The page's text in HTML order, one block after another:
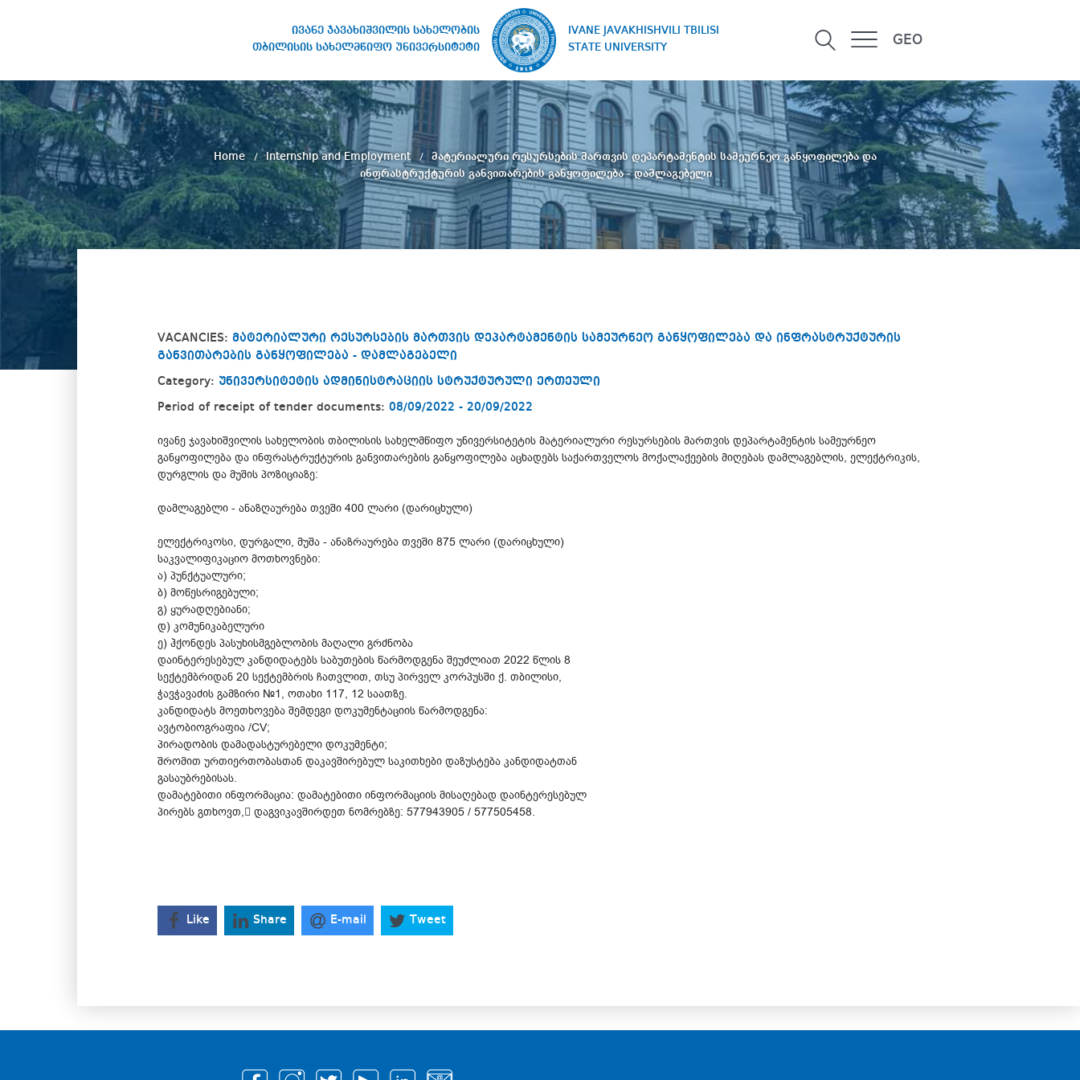
ივანე ჯავახიშვილის სახელობის
თბილისის სახელმწიფო უნივერსიტეტი
IVANE JAVAKHISHVILI TBILISI
STATE UNIVERSITY
GEO
STATE UNIVERSITY
Home Internship and Employment
მატერიალური რესურსების მართვის დეპარტამენტის სამეურნეო განყოფილება და
ინფრასტრუქტურის განვითარების განყოფილება - დამლაგებელი
VACANCIES: მატერიალური რესურსების მართვის დეპარტამენტის სამეურნეო განყოფილება და ინფრასტრუქტურის
განვითარების განყოფილება - დამლაგებელი
Category: უნივერსიტეტის ადმინისტრაციის სტრუქტურული ერთეული
Period of receipt of tender documents: 08/09/2022 - 20/09/2022
ივანე ჯავახიშვილის სახელობის თბილისის სახელმწიფო უნივერსიტეტის მატერიალური რესურსების მართვის დეპარტამენტის სამეურნეო
განყოფილება და ინფრასტრუქტურის განვითარების განყოფილება აცხადებს საქართველოს მოქალაქეების მიღებას დამლაგებლის, ელექტრიკის,
დურგლის და მუშის პოზიციაზე:
დამლაგებლი - ანაზღაურება თვეში 400 ლარი (დარიცხული)
ელექტრიკოსი, დურგალი, მუშა - ანაზრაურება თვეში 875 ლარი (დარიცხული)
საკვალიფიკაციო მოთხოვნები:
ა) პუნქტუალური;
ბ) მოწესრიგებული;
გ) ყურადღებიანი;
დ) კომუნიკაბელური
ე) ჰქონდეს პასუხისმგებლობის მაღალი გრძნობა
დაინტერესებულ კანდიდატებს საბუთების წარმოდგენა შეუძლიათ 2022 წლის 8
სექტემბრიდან 20 სექტემბრის ჩათვლით, თსუ პირველ კორპუსში ქ. თბილისი,
ჭავჭავაძის გამზირი №1, ოთახი 117, 12 საათზე.
კანდიდატს მოეთხოვება შემდეგი დოკუმენტაციის წარმოდგენა:
ავტობიოგრაფია /CV;
პირადობის დამადასტურებელი დოკუმენტი;
შრომით ურთიერთობასთან დაკავშირებულ საკითხები დაზუსტება კანდიდატთან
გასაუბრებისას.
დამატებითი ინფორმაცია: დამატებითი ინფორმაციის მისაღებად დაინტერესებულ
პირებს გთხოვთ, დაგვიკავშირდეთ ნომრებზე: 577943905 / 577505458.
Like Share E-mail Tweet